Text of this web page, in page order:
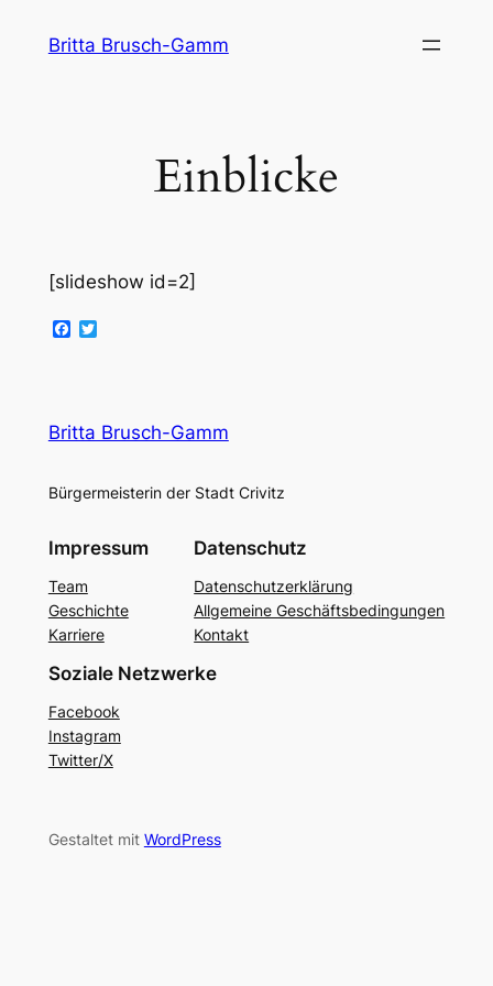
InhaltBritta Brusch-Gamm
Einblicke
[slideshow id=2]
Facebook
Twitter
Britta Brusch-Gamm
Bürgermeisterin der Stadt Crivitz
Impressum
Team
Geschichte
Karriere
Datenschutz
Datenschutzerklärung
Allgemeine Geschäftsbedingungen
Kontakt
Soziale Netzwerke
Facebook
Instagram
Twitter/X
Gestaltet mit WordPress